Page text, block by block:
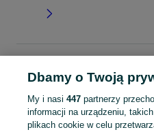
mazurskie
Pierścionki - Elbląg
KATEGORIA
Dbamy o Twoją
My i nasi 447partnerzy
informacji na urządzeniu,
plikach cookie w celu